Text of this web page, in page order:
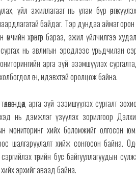
үйл ажиллагааг нь улам бүр
байдаг. Тэр дундаа аймаг орон
өмчийн хөрөнгөөр бараа, ажил үйлчилгээ
нь авлигын эрсдлээс урьдчилан
арга зүй эзэмшүүлэх
холбогдол өгч, идэвхтэй оролцож байна.
арга зүй эзэмшүүлэх сургалт
нь дэмжлэг үзүүлэх зорилгоор
мониторинг хийх боломжийг олгосон
шалгаруулалт хийж сонгосон байна.
төрийн бус байгууллагуудын
эрхийг аваад байна.